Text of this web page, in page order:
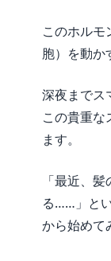
このホルモ
胞）を動か
深夜までス
この貴重な
ます。
「最近、
る……」と
から始めて